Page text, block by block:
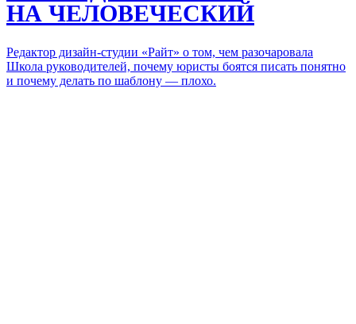
НА ЧЕЛОВЕЧЕСКИЙ
Редактор дизайн-студии «Райт» о том, чем разочаровала
Школа руководителей, почему юристы боятся писать понятно
и почему делать по шаблону — плохо.